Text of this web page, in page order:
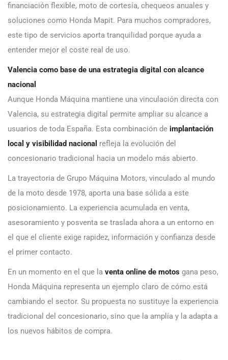
financiación flexible, moto de cortesía, chequeos anuales y
soluciones como Honda Mapit. Para muchos compradores,
este tipo de servicios aporta tranquilidad porque ayuda a
entender mejor el coste real de uso.
Valencia como base de una estrategia digital con alcance
nacional
Aunque Honda Máquina mantiene una vinculación directa con
Valencia, su estrategia digital permite ampliar su alcance a
usuarios de toda España. Esta combinación de implantación
local y visibilidad nacional refleja la evolución del
concesionario tradicional hacia un modelo más abierto.
La trayectoria de Grupo Máquina Motors, vinculado al mundo
de la moto desde 1978, aporta una base sólida a este
posicionamiento. La experiencia acumulada en venta,
asesoramiento y posventa se traslada ahora a un entorno en
el que el cliente exige rapidez, información y confianza desde
el primer contacto.
En un momento en el que la venta online de motos gana peso,
Honda Máquina representa un ejemplo claro de cómo está
cambiando el sector. Su propuesta no sustituye la experiencia
tradicional del concesionario, sino que la amplía y la adapta a
los nuevos hábitos de compra.